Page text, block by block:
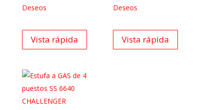
Deseos
Vista rápida
Deseos
Vista rápida